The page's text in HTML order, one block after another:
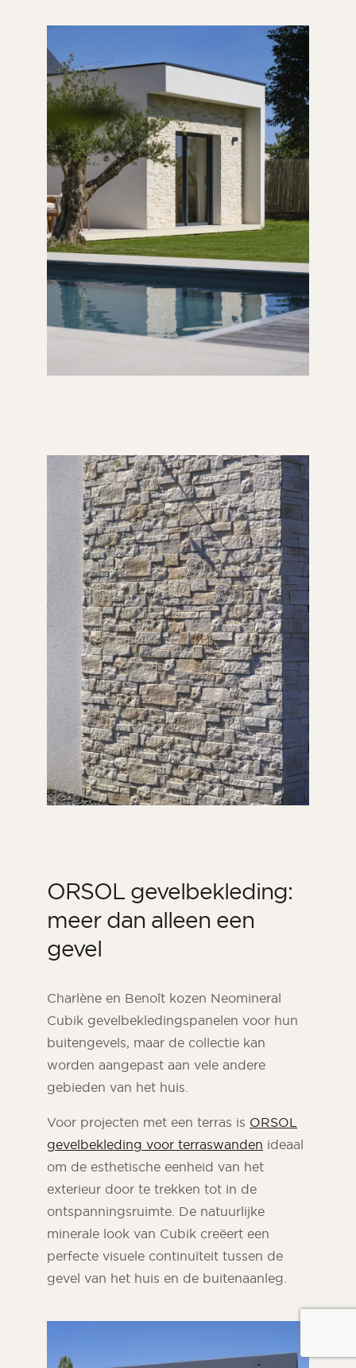
ORSOL gevelbekleding:
meer dan alleen een
gevel
Charlène en Benoît kozen Neomineral
Cubik gevelbekledingspanelen voor hun
buitengevels, maar de collectie kan
worden aangepast aan vele andere
gebieden van het huis.
Voor projecten met een terras is ORSOL
gevelbekleding voor terraswanden ideaal
om de esthetische eenheid van het
exterieur door te trekken tot in de
ontspanningsruimte. De natuurlijke
minerale look van Cubik creëert een
perfecte visuele continuïteit tussen de
gevel van het huis en de buitenaanleg.